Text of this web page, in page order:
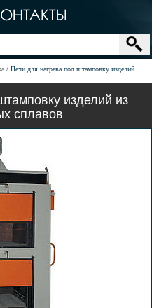
Печи для нагрева под штамповку изделий
изделий из
сплавов